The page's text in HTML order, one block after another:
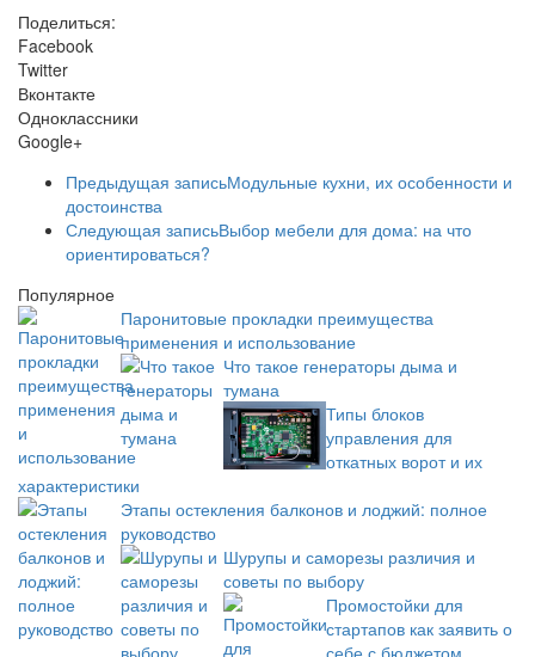
Поделиться:
Facebook
Twitter
Вконтакте
Одноклассники
Google+
Предыдущая записьМодульные кухни, их особенности и
достоинства
Следующая записьВыбор мебели для дома: на что
ориентироваться?
Популярное
Паронитовые прокладки преимущества
применения и использование
Что такое генераторы дыма и
тумана
Типы блоков
управления для
откатных ворот и их
характеристики
Этапы остекления балконов и лоджий: полное
руководство
Шурупы и саморезы различия и
советы по выбору
Промостойки для
стартапов как заявить о
себе с бюджетом